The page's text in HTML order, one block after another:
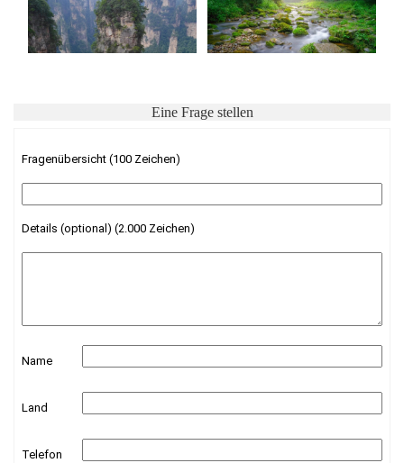
Eine Frage stellen
Fragenübersicht (100 Zeichen)
Details (optional) (2.000 Zeichen)
Name
Land
Telefon